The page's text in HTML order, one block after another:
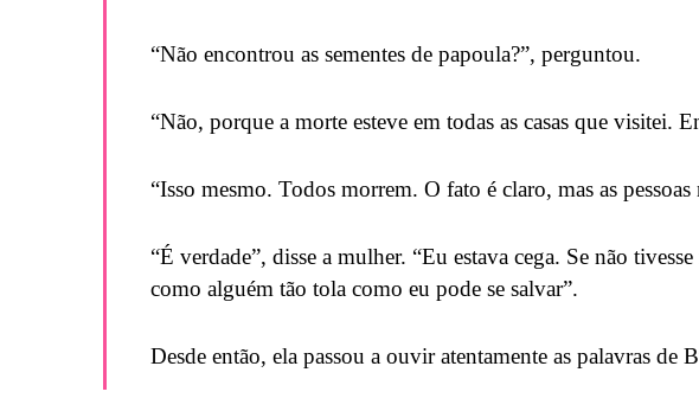
“Não encontrou as sementes de papoula?”, perguntou.
“Não, porque a morte esteve em todas as casas que
“Isso mesmo. Todos morrem. O fato é claro, mas as pessoas
“É verdade”, disse a mulher. “Eu estava cega. Se não
como alguém tão tola como eu pode se salvar”.
Desde então, ela passou a ouvir atentamente as palavras de